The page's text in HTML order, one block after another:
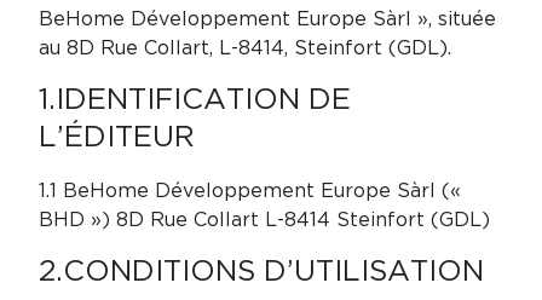
BeHome Développement Europe Sàrl », située
au 8D Rue Collart, L-8414, Steinfort (GDL).
1.IDENTIFICATION DE
L’ÉDITEUR
1.1 BeHome Développement Europe Sàrl («
BHD ») 8D Rue Collart L-8414 Steinfort (GDL)
2.CONDITIONS D’UTILISATION